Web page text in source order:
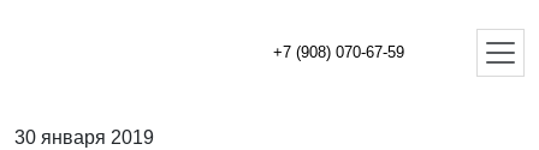
+7 (908) 070-67-59
30 января 2019